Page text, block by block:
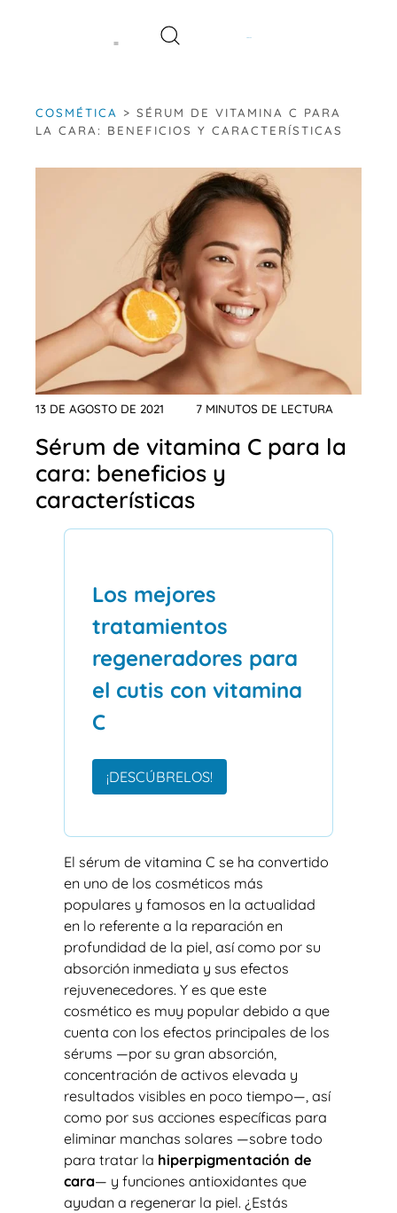
COSMÉTICA > SÉRUM DE VITAMINA C PARA
LA CARA: BENEFICIOS Y CARACTERÍSTICAS
13 DE AGOSTO DE 2021 7 MINUTOS DE LECTURA
Sérum de vitamina C para la
cara: beneficios y
características
Los mejores
tratamientos
regeneradores para
el cutis con vitamina
C
¡DESCÚBRELOS!
El sérum de vitamina C se ha convertido
en uno de los cosméticos más
populares y famosos en la actualidad
en lo referente a la reparación en
profundidad de la piel, así como por su
absorción inmediata y sus efectos
rejuvenecedores. Y es que este
cosmético es muy popular debido a que
cuenta con los efectos principales de los
sérums —por su gran absorción,
concentración de activos elevada y
resultados visibles en poco tiempo—, así
como por sus acciones específicas para
eliminar manchas solares —sobre todo
para tratar la hiperpigmentación de
cara— y funciones antioxidantes que
ayudan a regenerar la piel. ¿Estás